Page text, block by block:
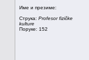
Име и презиме:
Струка: Profesor fizičke
kulture
Поруке: 152